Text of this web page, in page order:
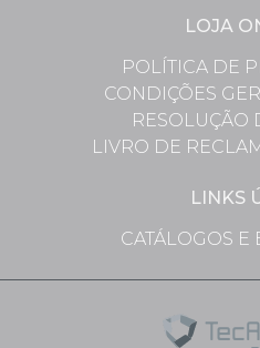
LOJA
POLÍTICA DE
CONDIÇÕES
RESOLUÇÃO
LIVRO DE
LINKS
CATÁLOGOS E